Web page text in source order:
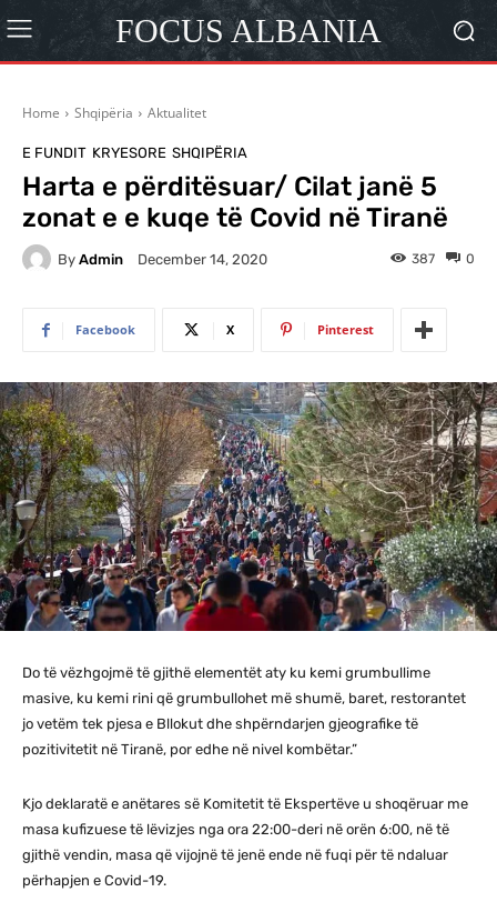
FOCUS ALBANIA
Home Shqipëria Aktualitet
E FUNDIT KRYESORE SHQIPËRIA
Harta e përditësuar/ Cilat janë 5
zonat e e kuqe të Covid në Tiranë
By Admin December 14, 2020 0
387
Facebook X Pinterest
Do të vëzhgojmë të gjithë elementët aty ku kemi grumbullime
masive, ku kemi rini që grumbullohet më shumë, baret, restorantet
jo vetëm tek pjesa e Bllokut dhe shpërndarjen gjeografike të
pozitivitetit në Tiranë, por edhe në nivel kombëtar.”
Kjo deklaratë e anëtares së Komitetit të Ekspertëve u shoqëruar me
masa kufizuese të lëvizjes nga ora 22:00-deri në orën 6:00, në të
gjithë vendin, masa që vijojnë të jenë ende në fuqi për të ndaluar
përhapjen e Covid-19.